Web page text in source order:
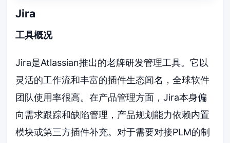
Jira
工具概况
Jira是Atlassian推出的老牌研发管理工具。它以
灵活的工作流和丰富的插件生态闻名，全球软件
团队使用率很高。在产品管理方面，Jira本身偏
向需求跟踪和缺陷管理，产品规划能力依赖内置
模块或第三方插件补充。对于需要对接PLM的制